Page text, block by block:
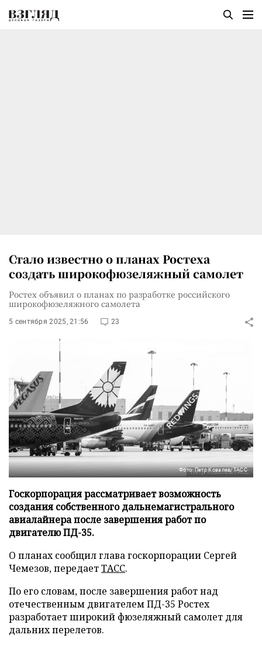
Стало известно о планах Ростеха
создать широкофюзеляжный самолет
Ростех объявил о планах по разработке российского
широкофюзеляжного самолета
5 сентября 2025, 21:56 23
Фото: Петр Ковалев/ТАСС
Госкорпорация рассматривает возможность
создания собственного дальнемагистрального
авиалайнера после завершения работ по
двигателю ПД-35.
О планах сообщил глава госкорпорации Сергей
Чемезов, передаетТАСС.
По его словам, после завершения работ над
отечественным двигателем ПД-35 Ростех
разработает широкий фюзеляжный самолет для
дальних перелетов.